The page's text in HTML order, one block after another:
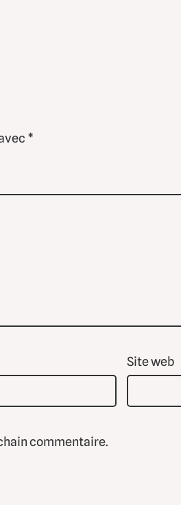
*
Site web
commentaire.